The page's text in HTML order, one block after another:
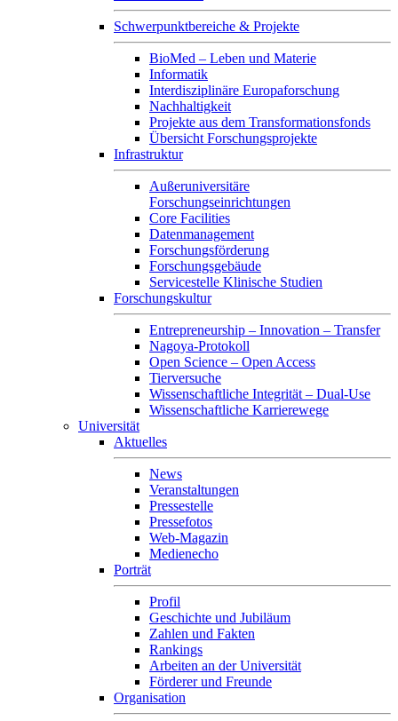
Schwerpunktbereiche & Projekte
BioMed – Leben und Materie
Informatik
Interdisziplinäre Europaforschung
Nachhaltigkeit
Projekte aus dem Transformationsfonds
Übersicht Forschungsprojekte
Infrastruktur
Außeruniversitäre
Forschungseinrichtungen
Core Facilities
Datenmanagement
Forschungsförderung
Forschungsgebäude
Servicestelle Klinische Studien
Forschungskultur
Entrepreneurship – Innovation – Transfer
Nagoya-Protokoll
Open Science – Open Access
Tierversuche
Wissenschaftliche Integrität – Dual-Use
Wissenschaftliche Karrierewege
Universität
Aktuelles
News
Veranstaltungen
Pressestelle
Pressefotos
Web-Magazin
Medienecho
Porträt
Profil
Geschichte und Jubiläum
Zahlen und Fakten
Rankings
Arbeiten an der Universität
Förderer und Freunde
Organisation